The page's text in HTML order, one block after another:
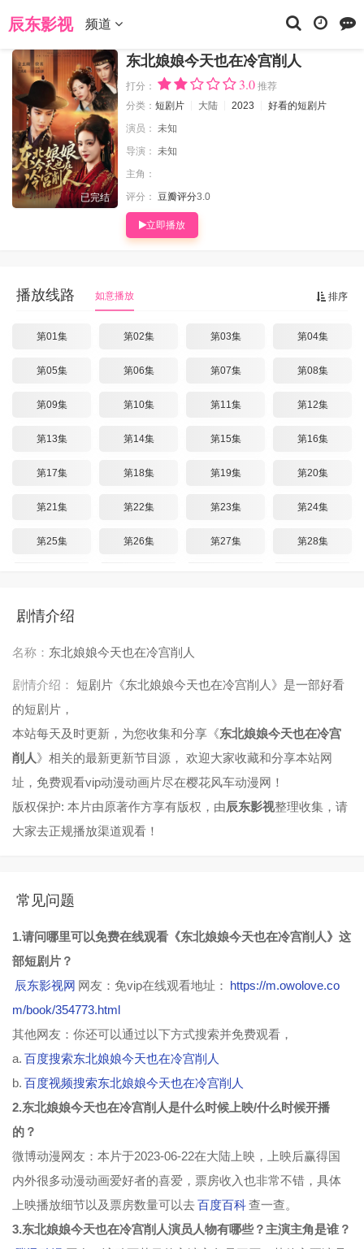
辰东影视 频道
当前位置： 辰东影视 东北娘娘今天也在冷宫削人
已完结
东北娘娘今天也在冷宫削人
打分： 3.0 推荐
分类： 短剧片 大陆 2023
好看的短剧片
演员： 未知
导演： 未知
主角：
评分： 豆瓣评分3.0
立即播放
排序
播放线路 如意播放
第01集 第02集 第03集 第04集
第05集 第06集 第07集 第08集
第09集 第10集 第11集 第12集
第13集 第14集 第15集 第16集
第17集 第18集 第19集 第20集
第21集 第22集 第23集 第24集
第25集 第26集 第27集 第28集
第33集
第37集 第38集
第41集 第42集 第43集 第44集
第45集
第53集 第54集 第55集
第57集 第58集 第59集 第60集
剧情介绍
名称： 东北娘娘今天也在冷宫削人
剧情介绍： 短剧片《东北娘娘今天也在冷宫削人》是一部好看
的短剧片，
本站每天及时更新，为您收集和分享《东北娘娘今天也在冷宫
削人》相关的最新更新节目源， 欢迎大家收藏和分享本站网
址，免费观看vip动漫动画片尽在樱花风车动漫网！
版权保护: 本片由原著作方享有版权，由辰东影视整理收集，请
大家去正规播放渠道观看！
常见问题
1.请问哪里可以免费在线观看《东北娘娘今天也在冷宫削人》这
部短剧片？
辰东影视网 网友：免vip在线观看地址： https://m.owolove.co
m/book/354773.html
其他网友：你还可以通过以下方式搜索并免费观看，
a. 百度搜索东北娘娘今天也在冷宫削人
b. 百度视频搜索东北娘娘今天也在冷宫削人
2.东北娘娘今天也在冷宫削人是什么时候上映/什么时候开播
的？
微博动漫网友：本片于2023-06-22在大陆上映，上映后赢得国
内外很多动漫动画爱好者的喜爱，票房收入也非常不错，具体
上映播放细节以及票房数量可以去百度百科查一查。
3.东北娘娘今天也在冷宫削人演员人物有哪些？主演主角是谁？